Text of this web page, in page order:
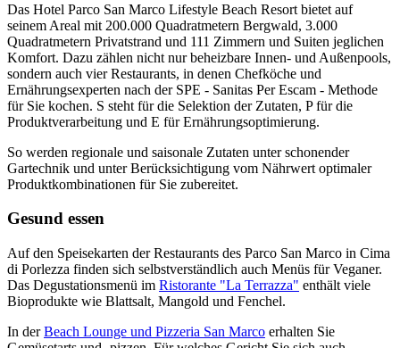
Das Hotel Parco San Marco Lifestyle Beach Resort bietet auf
seinem Areal mit 200.000 Quadratmetern Bergwald, 3.000
Quadratmetern Privatstrand und 111 Zimmern und Suiten jeglichen
Komfort. Dazu zählen nicht nur beheizbare Innen- und Außenpools,
sondern auch vier Restaurants, in denen Chefköche und
Ernährungsexperten nach der SPE - Sanitas Per Escam - Methode
für Sie kochen. S steht für die Selektion der Zutaten, P für die
Produktverarbeitung und E für Ernährungsoptimierung.
So werden regionale und saisonale Zutaten unter schonender
Gartechnik und unter Berücksichtigung vom Nährwert optimaler
Produktkombinationen für Sie zubereitet.
Gesund essen
Auf den Speisekarten der Restaurants des Parco San Marco in Cima
di Porlezza finden sich selbstverständlich auch Menüs für Veganer.
Das Degustationsmenü im Ristorante "La Terrazza" enthält viele
Bioprodukte wie Blattsalt, Mangold und Fenchel.
In derBeach Lounge und Pizzeria San Marco erhalten Sie